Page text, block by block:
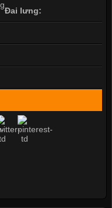
Đai lưng: